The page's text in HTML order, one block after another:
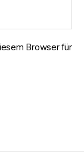
Browser für